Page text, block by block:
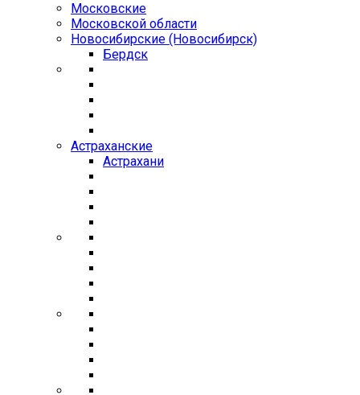
Московские
Московской области
Новосибирские (Новосибирск)
Бердск
Астраханские
Астрахани